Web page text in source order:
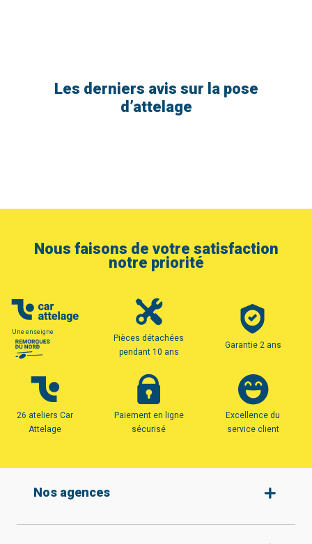
Les derniers avis sur la pose
d’attelage
Nous faisons de votre satisfaction
notre priorité
Une enseigne
Pièces détachées
pendant 10 ans
Garantie 2 ans
26 ateliers Car
Attelage
Paiement en ligne
sécurisé
Excellence du
service client
Nos agences